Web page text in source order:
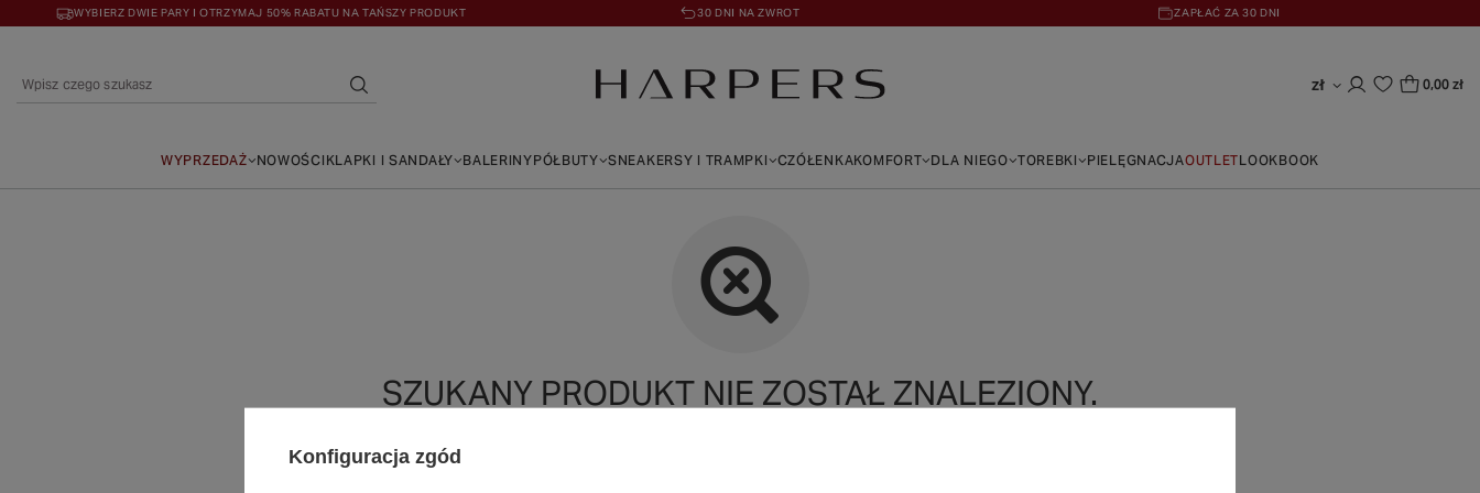
WYBIERZ DWIE PARY I OTRZYMAJ 50% RABATU NA TAŃSZY PRODUKT 30 DNI NA ZWROT ZAPŁAĆ ZA 30 DNI
zł 0,00 zł
WYPRZEDAŻ NOWOŚCI KLAPKI I SANDAŁY BALERINYPÓŁBUTY SNEAKERSY I TRAMPKI CZÓŁENKAKOMFORT DLA NIEGO TOREBKI PIELĘGNACJAOUTLETLOOKBOOK
SZUKANY PRODUKT NIE ZOSTAŁ ZNALEZIONY.
Konfiguracja zgód